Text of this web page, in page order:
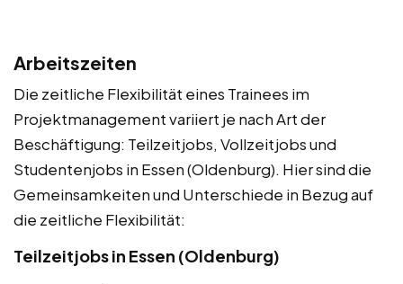
Arbeitszeiten
Die zeitliche Flexibilität eines Trainees im
Projektmanagement variiert je nach Art der
Beschäftigung: Teilzeitjobs, Vollzeitjobs und
Studentenjobs in Essen (Oldenburg). Hier sind die
Gemeinsamkeiten und Unterschiede in Bezug auf
die zeitliche Flexibilität:
Teilzeitjobs in Essen (Oldenburg)